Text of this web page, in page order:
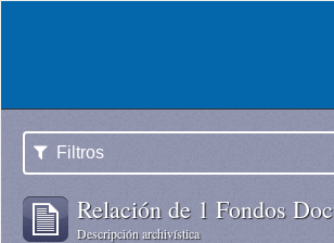
Filtros
Relación de 1 Fondos
Descripción archivística